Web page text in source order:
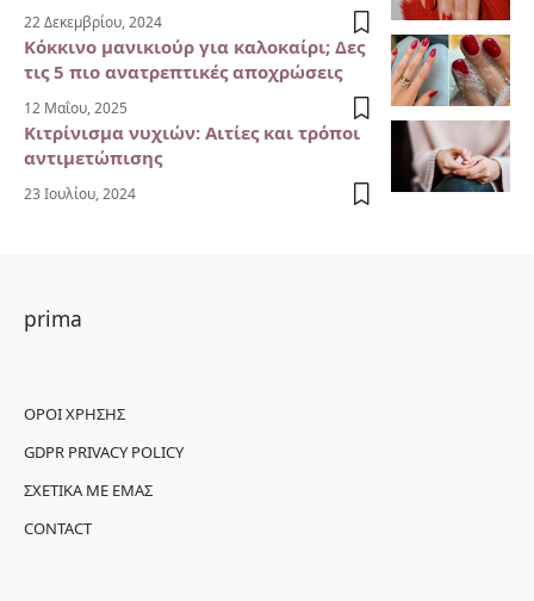
22 Δεκεμβρίου, 2024
Κόκκινο μανικιούρ για καλοκαίρι; Δες
τις 5 πιο ανατρεπτικές αποχρώσεις
12 Μαΐου, 2025
Κιτρίνισμα νυχιών: Αιτίες και τρόποι
αντιμετώπισης
23 Ιουλίου, 2024
prima
ΌΡΟΙ ΧΡΉΣΗΣ
GDPR PRIVACY POLICY
ΣΧΕΤΙΚΆ ΜΕ ΕΜΆΣ
CONTACT